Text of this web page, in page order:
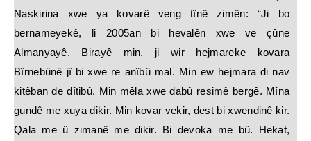
Naskirina xwe ya kovarê veng tînê zimên: “Ji bo
bernameyekê, li 2005an bi hevalên xwe ve çûne
Almanyayê. Birayê min, ji wir hejmareke kovara
Bîrnebûnê jî bi xwe re anîbû mal. Min ew hejmara di nav
kitêban de dîtibû. Min mêla xwe dabû resimê bergê. Mîna
gundê me xuya dikir. Min kovar vekir, dest bi xwendinê kir.
Qala me û zimanê me dikir. Bi devoka me bû. Hekat,